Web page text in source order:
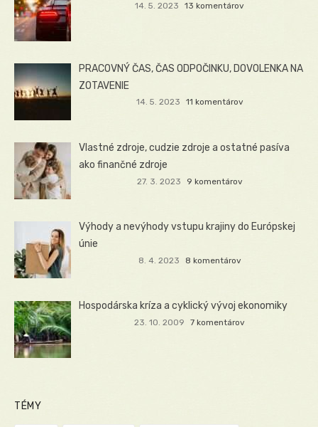
14. 5. 2023 13 komentárov
PRACOVNÝ ČAS, ČAS ODPOČINKU, DOVOLENKA NA
ZOTAVENIE
14. 5. 2023 11 komentárov
Vlastné zdroje, cudzie zdroje a ostatné pasíva
ako finančné zdroje
27. 3. 2023 9 komentárov
Výhody a nevýhody vstupu krajiny do Európskej
únie
8. 4. 2023 8 komentárov
Hospodárska kríza a cyklický vývoj ekonomiky
23. 10. 2009 7 komentárov
TÉMY